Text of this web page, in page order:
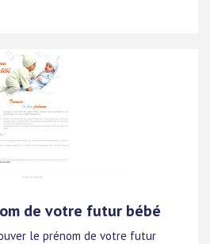
de votre futur bébé
le prénom de votre futur